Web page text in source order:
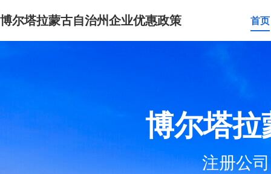
博尔塔拉蒙古自治州企业优惠政策 首页
博尔塔
注册公